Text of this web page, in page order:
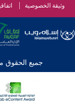
وثيقة الخصوصية
جميع الحقوق محفوظة © 2026 -